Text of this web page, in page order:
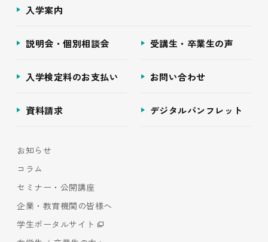
入学案内
説明会・個別相談会 受講生・卒業生の声
入学検定料のお支払い お問い合わせ
資料請求 デジタルパンフレット
お知らせ
コラム
セミナー・公開講座
企業・教育機関の皆様へ
学生ポータルサイト